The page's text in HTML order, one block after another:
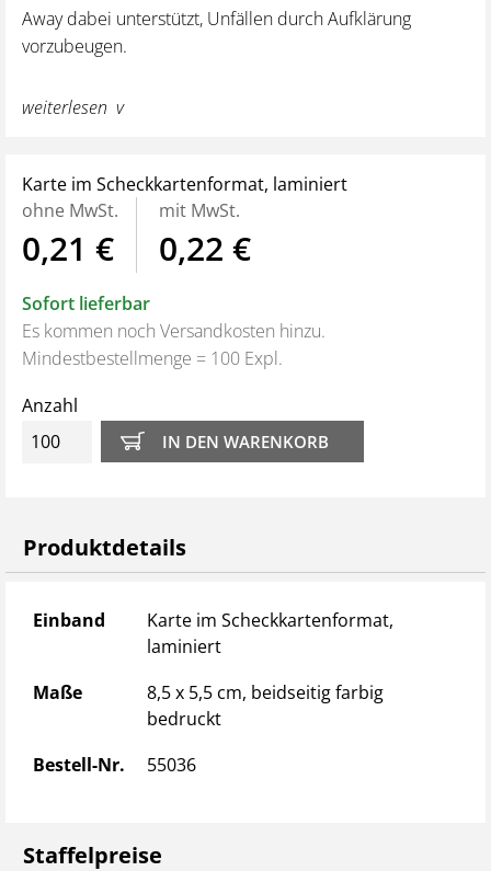
Away dabei unterstützt, Unfällen durch Aufklärung
vorzubeugen.
Handy am Steuer
weiterlesen
Karte im Scheckkartenformat, laminiert
ohne MwSt.
0,21 €
mit MwSt.
0,22 €
Sofort lieferbar
Es kommen noch Versandkosten hinzu.
Mindestbestellmenge = 100 Expl.
Anzahl
Produktdetails
Produktdetails
Einband
Karte im Scheckkartenformat,
laminiert
Maße
8,5 x 5,5 cm, beidseitig farbig
bedruckt
Bestell-Nr.
55036
Staffelpreise